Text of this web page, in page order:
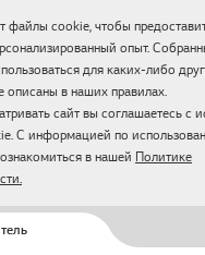
файлы cookie, чтобы
опыт.
для каких-либо
описаны в наших правилах.
сайт вы соглашаетесь с
С информацией по
в нашей Политике